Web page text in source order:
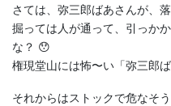
さては、弥三郎ばあさんが、
掘っては人が通って、引っか
な？ 😯
権現堂山には怖〜い「弥三郎
それからはストックで危なそ